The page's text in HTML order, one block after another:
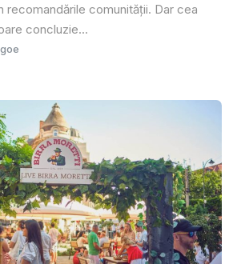
recomandările comunității. Dar cea
concluzie...